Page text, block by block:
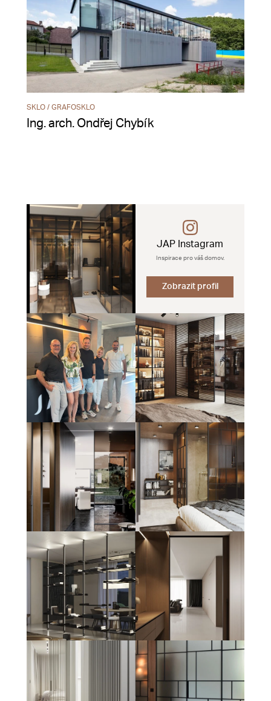
SKLO / GRAFOSKLO
Ing. arch. Ondřej Chybík
JAP Instagram
Inspirace pro váš domov.
Zobrazit profil